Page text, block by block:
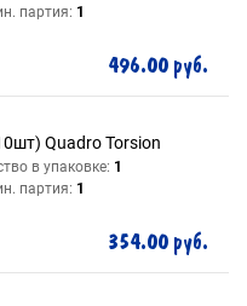
партия: 1
496.00 руб.
Quadro Torsion
в упаковке: 1
партия: 1
354.00 руб.